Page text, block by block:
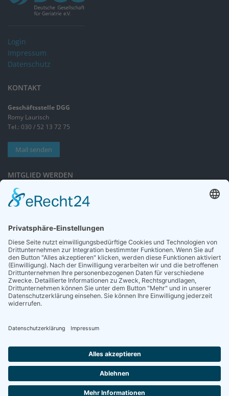
Login
Impressum
Datenschutz
KONTAKT
Geschäftsstelle DGG
Romy Laurisch
Tel.: 030 / 52 13 72 75
Mail senden
MITGLIED WERDEN
Sieben gute Gründe
für Ihre Mitgliedschaft
NEWSLETTER
Neuigkeiten rund um die Geriatrie und die DGG – regelmäßig in Ihrem
Postfach.
Die Zeitschrift für Gerontologie und Geriatrie informiert über Neues aus
unserem Fach.